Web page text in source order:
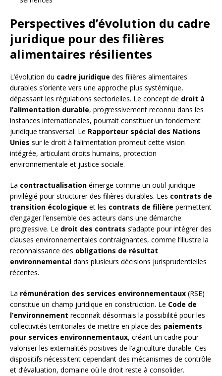
Perspectives d’évolution du cadre
juridique pour des filières
alimentaires résilientes
L’évolution du cadre juridique des filières alimentaires
durables s’oriente vers une approche plus systémique,
dépassant les régulations sectorielles. Le concept de droit à
l’alimentation durable, progressivement reconnu dans les
instances internationales, pourrait constituer un fondement
juridique transversal. Le Rapporteur spécial des Nations
Unies sur le droit à l’alimentation promeut cette vision
intégrée, articulant droits humains, protection
environnementale et justice sociale.
La contractualisation émerge comme un outil juridique
privilégié pour structurer des filières durables. Les contrats de
transition écologique et les contrats de filière permettent
d’engager l’ensemble des acteurs dans une démarche
progressive. Le droit des contrats s’adapte pour intégrer des
clauses environnementales contraignantes, comme l’illustre la
reconnaissance des obligations de résultat
environnemental dans plusieurs décisions jurisprudentielles
récentes.
La rémunération des services environnementaux (RSE)
constitue un champ juridique en construction. Le Code de
l’environnement reconnaît désormais la possibilité pour les
collectivités territoriales de mettre en place des paiements
pour services environnementaux, créant un cadre pour
valoriser les externalités positives de l’agriculture durable. Ces
dispositifs nécessitent cependant des mécanismes de contrôle
et d’évaluation, domaine où le droit reste à consolider.